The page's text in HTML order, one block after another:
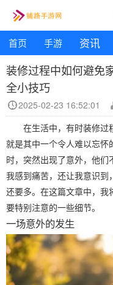
首页 手游 资讯
装修过程中如何避免
全小技巧
2025-02-23 16:52:01
在生活中，有时装修过
就是其中一个令人难以忘
时，突然出现了意外，他
我感到痛苦，还让我意识到
还要多。在这篇文章中，我
要特别注意的一些细节。
一场意外的发生